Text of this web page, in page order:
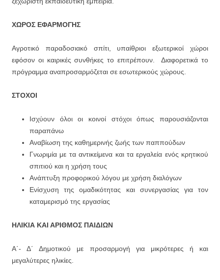
ΧΩΡΟΣ ΕΦΑΡΜΟΓΗΣ
Αγροτικό παραδοσιακό σπίτι, υπαίθριοι εξωτερικοί χώροι
εφόσον οι καιρικές συνθήκες το επιτρέπουν.
Διαφορετικά το
πρόγραμμα αναπροσαρμόζεται σε εσωτερικούς χώρους.
ΣΤΟΧΟΙ
Ισχύουν όλοι οι κοινοί στόχοι όπως παρουσιάζονται
παραπάνω
Αναβίωση της καθημερινής ζωής των παππούδων
Γνωριμία με τα αντικείμενα και τα εργαλεία ενός κρητικού
σπιτιού και η χρήση τους
Ανάπτυξη προφορικού λόγου με χρήση διαλόγων
Ενίσχυση της ομαδικότητας και συνεργασίας για τον
καταμερισμό της εργασίας
ΗΛΙΚΙΑ ΚΑΙ ΑΡΙΘΜΟΣ ΠΑΙΔΙΩΝ
Α΄- Δ΄ Δημοτικού με προσαρμογή για μικρότερες ή και
μεγαλύτερες ηλικίες.